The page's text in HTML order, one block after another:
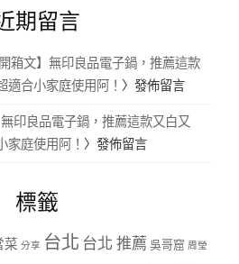
期留言
開箱文】無印良品電子鍋，推薦這款
合小家庭使用阿！ 〉發佈留言
無印良品電子鍋，推薦這款又白又
庭使用阿！ 〉發佈留言
標籤
菜 分享 台北 台北 推薦 吳哥窟 周瑩